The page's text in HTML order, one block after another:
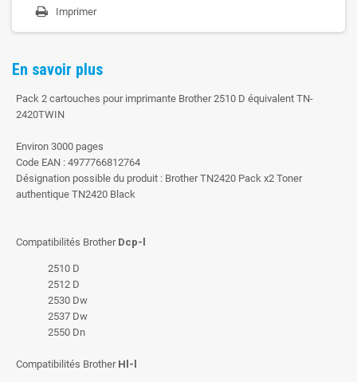
Imprimer
En savoir plus
Pack 2 cartouches pour imprimante Brother 2510 D équivalent TN-
2420TWIN
Environ 3000 pages
Code EAN : 4977766812764
Désignation possible du produit : Brother TN2420 Pack x2 Toner
authentique TN2420 Black
Compatibilités Brother Dcp-l
2510 D
2512 D
2530 Dw
2537 Dw
2550 Dn
Compatibilités Brother Hl-l